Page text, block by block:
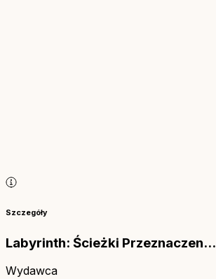
Szczegóły
Labyrinth: Ścieżki Przeznaczen...
Wydawca